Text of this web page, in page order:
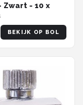
Zwart - 10 x
BEKIJK OP BOL